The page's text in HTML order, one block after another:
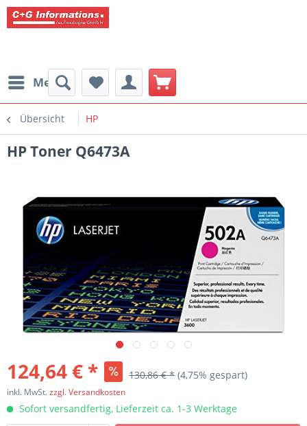
Menü
Übersicht HP
HP Toner Q6473A
124,64 € * 130,86 € * (4,75% gespart)
inkl. MwSt.zzgl. Versandkosten
Sofort versandfertig, Lieferzeit ca. 1-3 Werktage